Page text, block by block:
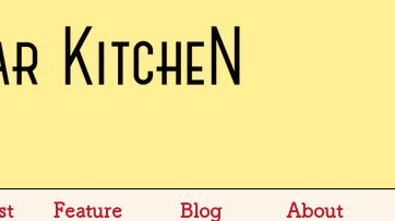
Feature Blog About